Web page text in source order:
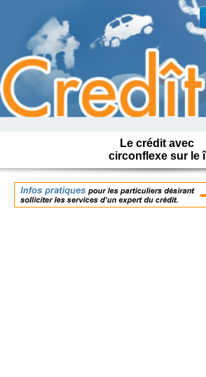
Le crédit avec
circonflexe sur le î